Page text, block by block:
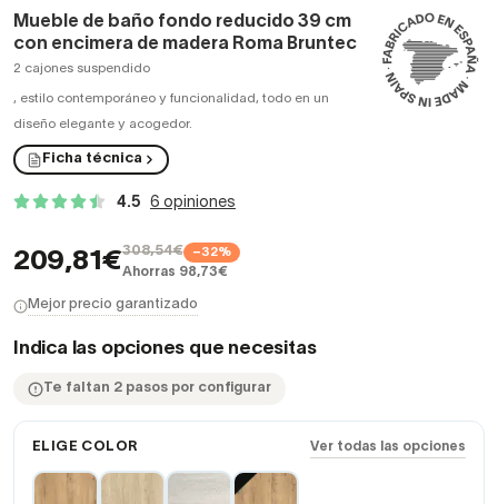
Mueble de baño fondo reducido 39 cm
con encimera de madera Roma Bruntec
2 cajones suspendido
, estilo contemporáneo y funcionalidad, todo en un
diseño elegante y acogedor.
Ficha técnica
4.5 6 opiniones
209,81€308,54€ −32%
Ahorras 98,73€
Mejor precio garantizado
Indica las opciones que necesitas
Te faltan 2 pasos por configurar
ELIGE COLOR Ver todas las opciones